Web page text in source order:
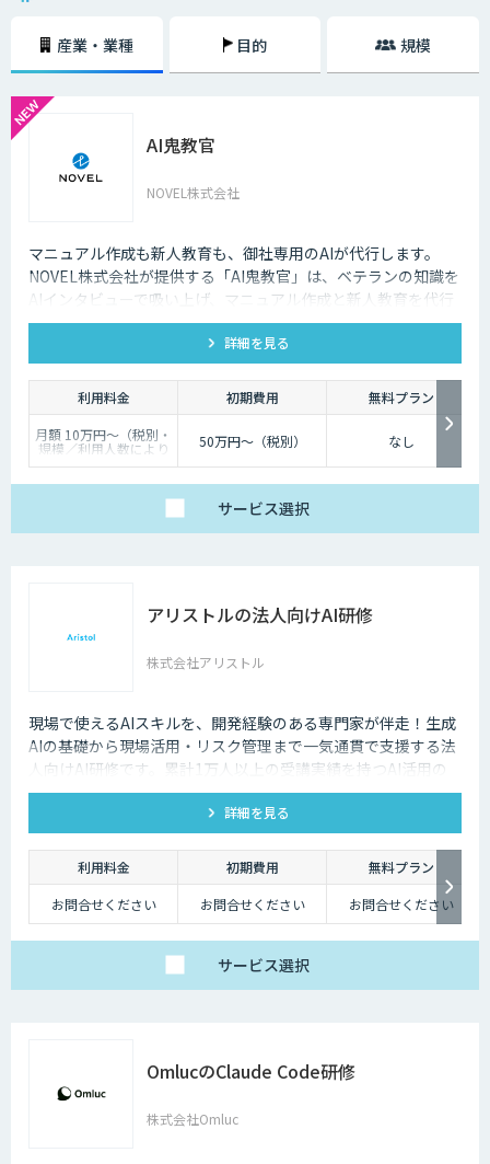
産業・業種 目的 規模
AI鬼教官
NOVEL株式会社
マニュアル作成も新人教育も、御社専用のAIが代行します。
NOVEL株式会社が提供する「AI鬼教官」は、ベテランの知識を
AIインタビューで吸い上げ、マニュアル作成と新人教育を代行
するAI教育係です。24時間・出典つきで新人の質問に答えま
詳細を見る
利用料金 初期費用
無料プラン
月額 10万円〜（税別・
規模／利用人数により
個別見積）
50万円〜（税別） なし
サービス選択
アリストルの法人向けAI研修
株式会社アリストル
現場で使えるAIスキルを、開発経験のある専門家が伴走！生成
AIの基礎から現場活用・リスク管理まで一気通貫で支援する法
人向けAI研修です。累計1万人以上の受講実績を持つAI活用の
専門家が、貴社の課題に合わせた研修を設計し、現場でのAI定
詳細を見る
利用料金 初期費用
無料プラン
お問合せください
お問合せください お問合せください
サービス選択
OmlucのClaude Code研修
株式会社Omluc